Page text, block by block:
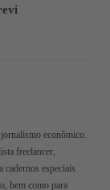
econômico.
freelancer,
cadernos especiais
bem como para